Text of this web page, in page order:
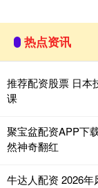
热点资讯
推荐配资股票 日本
课
聚宝盆配资APP下
然神奇翻红
牛达人配资 2026年